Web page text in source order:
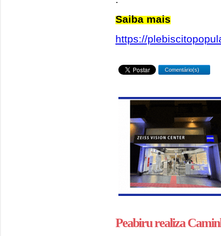
Saiba mais
https://
Comentário(s)
Peabiru realiza